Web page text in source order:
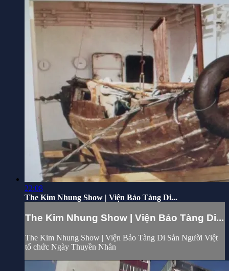
22:08
The Kim Nhung Show | Viện Bảo Tàng Di...
The Kim Nhung Show | Viện Bảo Tàng Di...
The Kim Nhung Show | Viện Bảo Tàng Di Sản Người Việt
tổ chức Ngày Thuyền Nhân